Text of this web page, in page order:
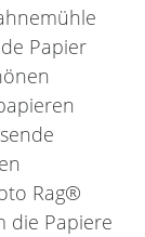
Papier
Rag®
die Papiere